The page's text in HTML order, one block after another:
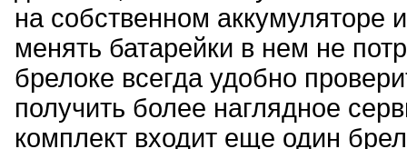
на собственном аккумуляторе
менять батарейки в нем не
брелоке всегда удобно
получить более наглядное
комплект входит еще один